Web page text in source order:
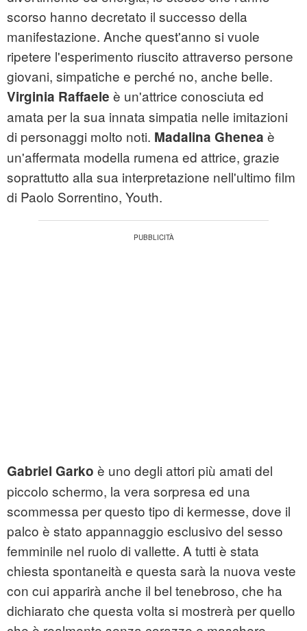
scorso hanno decretato il successo della
manifestazione. Anche quest'anno si vuole
ripetere l'esperimento riuscito attraverso persone
giovani, simpatiche e perché no, anche belle.
Virginia Raffaele è un'attrice conosciuta ed
amata per la sua innata simpatia nelle imitazioni
di personaggi molto noti. Madalina Ghenea è
un'affermata modella rumena ed attrice, grazie
soprattutto alla sua interpretazione nell'ultimo film
di Paolo Sorrentino, Youth.
Gabriel Garko è uno degli attori più amati del
piccolo schermo, la vera sorpresa ed una
scommessa per questo tipo di kermesse, dove il
palco è stato appannaggio esclusivo del sesso
femminile nel ruolo di vallette. A tutti è stata
chiesta spontaneità e questa sarà la nuova veste
con cui apparirà anche il bel tenebroso, che ha
dichiarato che questa volta si mostrerà per quello